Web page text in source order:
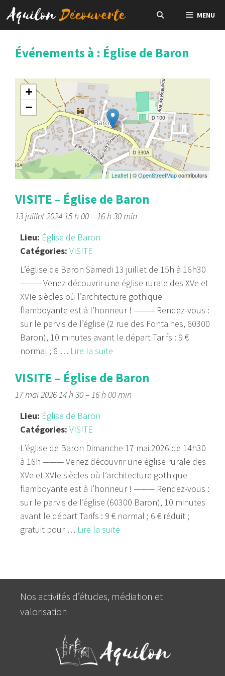
Aller
au
contenu
MENU
Événements à : Église de Baron
+
−
Leaflet | ©OpenStreetMapcontributors
VISITE – Église de Baron
13 juillet 2024 15 h 00–16 h 30 min
Lieu: Église de Baron
Catégories: VISITE
L’église de Baron Samedi 13 juillet de 15h à 16h30
——— Venez découvrir une église rurale des XVe et
XVIe siècles où l’architecture gothique
flamboyante est à l’honneur ! ——— Rendez-vous :
sur le parvis de l’église (2 rue des Fontaines, 60300
Baron), 10 minutes avant le départ Tarifs : 9 €
normal ; 6 … Lire la suite
VISITE – Église de Baron
17 mai 2026 14 h 30–16 h 00 min
Lieu: Église de Baron
Catégories: VISITE
L’église de Baron Dimanche 17 mai 2026 de 14h30
à 16h ——— Venez découvrir une église rurale des
XVe et XVIe siècles où l’architecture gothique
flamboyante est à l’honneur ! ——— Rendez-vous :
sur le parvis de l’église (60300 Baron), 10 minutes
avant le départ Tarifs : 9 € normal ; 6 € réduit ;
gratuit pour … Lire la suite
Nos activités d’études, médiation et
valorisation